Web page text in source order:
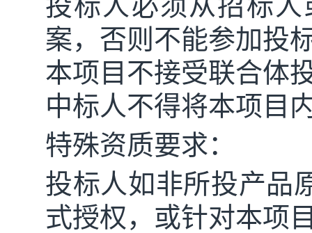
案，否则不能参加投
本项目不接受联合体
中标人不得将本项目
特殊资质要求：
投标人如非所投产品
式授权，或针对本项